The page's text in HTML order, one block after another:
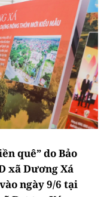
quê” do Bảo
xã Dương Xá
ngày 9/6 tại